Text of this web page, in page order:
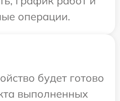
операции.
будет готово
выполненных